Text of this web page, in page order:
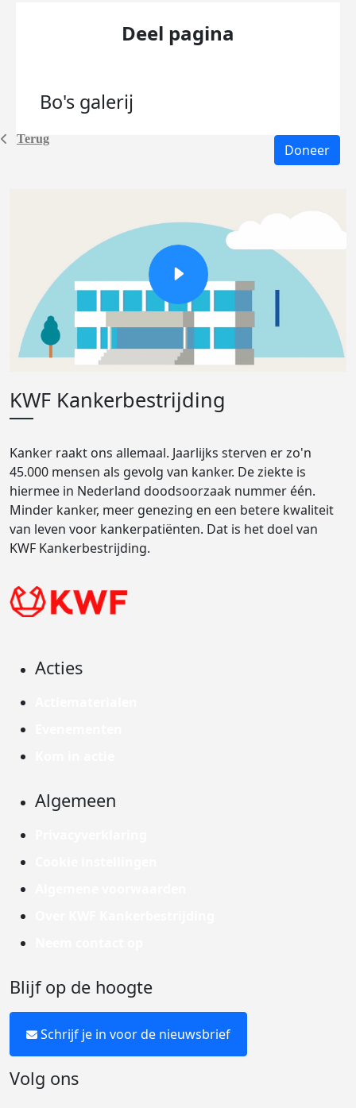
Terug
Deel pagina
Bo's galerij
Doneer
KWF Kankerbestrijding
Kanker raakt ons allemaal. Jaarlijks sterven er zo'n
45.000 mensen als gevolg van kanker. De ziekte is
hiermee in Nederland doodsoorzaak nummer één.
Minder kanker, meer genezing en een betere kwaliteit
van leven voor kankerpatiënten. Dat is het doel van
KWF Kankerbestrijding.
Acties
Algemeen
Blijf op de hoogte
Schrijf je in voor de nieuwsbrief
Volg ons